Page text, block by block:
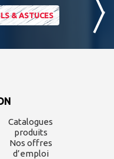
& ASTUCES
Catalogues
produits
Nos offres
d’emploi